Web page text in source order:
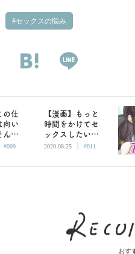
セックスの悩み
の仕
向い
んな
ら
）
#009
【漫画】もっと
時間をかけてセ
ックスしたい…
どうすれば良い
ッション（１
2020.08.25 | #011
おす